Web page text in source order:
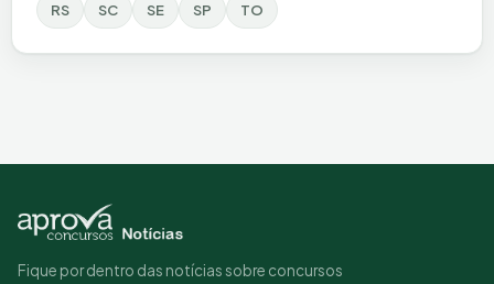
RS SC SE SP TO
Fique por dentro das notícias sobre concursos